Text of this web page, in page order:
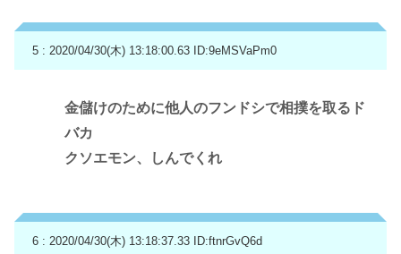
5 : 2020/04/30(木) 13:18:00.63 ID:9eMSVaPm0
金儲けのために他人のフンドシで相撲を取るド
バカ
クソエモン、しんでくれ
6 : 2020/04/30(木) 13:18:37.33 ID:ftnrGvQ6d